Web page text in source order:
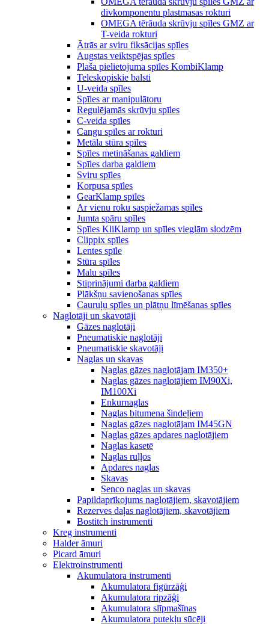
divkomponentu plastmasas rokturi
OMEGA tērāuda skrūvju spīles GMZ ar
T-veida rokturi
Ātrās ar sviru fiksācijas spīles
Augstas veiktspējas spīles
Plaša pielietojuma spīles KombiKlamp
Teleskopiskie balsti
U-veida spīles
Spīles ar manipulātoru
Regulējamās skrūvju spīles
C-veida spīles
Cangu spīles ar rokturi
Metāla stūra spīles
Spīles metināšanas galdiem
Spīles darba galdiem
Sviru spīles
Korpusa spīles
GearKlamp spīles
Ar vienu roku saspiežamas spīles
Jumta spāru spīles
Spīles KliKlamp un spīles vieglām slodzēm
Clippix spīles
Lentes spīle
Stūra spīles
Malu spīles
Stiprinājumi darba galdiem
Plākšņu savienošanas spīles
Cauruļu spīles un plātņu līmēšanas spīles
Naglotāji un skavotāji
Gāzes naglotāji
Pneumatiskie naglotāji
Pneumatiskie skavotāji
Naglas un skavas
Naglas gāzes naglotājam IM350+
Naglas gāzes naglotājiem IM90Xi,
IM100Xi
Enkurnaglas
Naglas bitumena šindeļiem
Naglas gāzes naglotājam IM45GN
Naglas gāzes apdares naglotājiem
Naglas kasetē
Naglas ruļļos
Apdares naglas
Skavas
Senco naglas un skavas
Papildaprīkojums naglotājiem, skavotājiem
Rezerves daļas naglotājiem, skavotājiem
Bostitch instrumenti
Kreg instrumenti
Halder āmuri
Picard āmuri
Elektroinstrumenti
Akumulatora instrumenti
Akumulatora figūrzāģi
Akumulatora ripzāģi
Akumulatora slīpmašīnas
Akumulatora putekļu sūcēji